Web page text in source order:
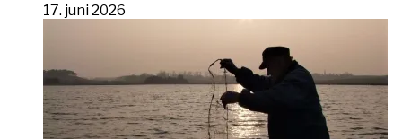
17. juni 2026